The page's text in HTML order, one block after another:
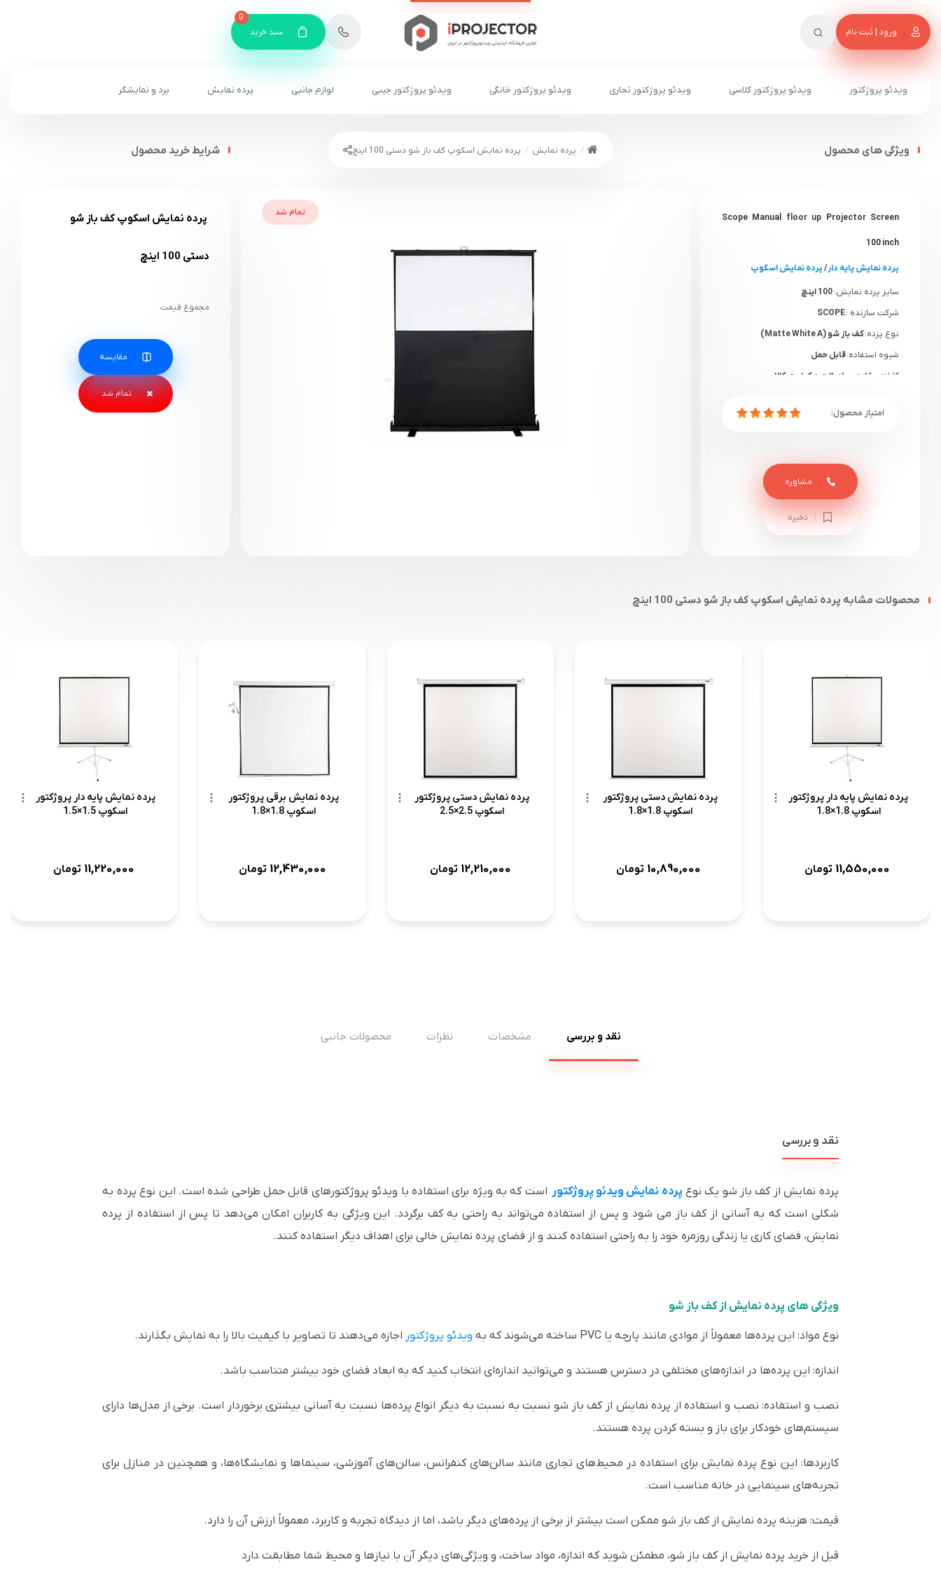
ورود | ثبت نام
8
سبد خرید
0
ویدئو پروژکتور ویدئو پروژکتور کلاسی ویدئو پروژکتور تجاری ویدئو پروژکتور خانگی ویدئو پروژکتور جیبی لوازم جانبی پرده نمایش برد و نمایشگر
پرده نمایش پرده نمایش اسکوپ کف باز شو دستی 100 اینچ
تمام شد
شرایط خرید محصول
پرده نمایش اسکوپ کف باز شو
دستی 100 اینچ
مجموع قیمت
مقایسه
ویژگی های محصول
Scope Manual floor up Projector Screen
100 inch
پرده نمایش پایه دار/پرده نمایش اسکوپ
سایز پرده نمایش:
شرکت سازنده :
نوع پرده:کف باز شو (Matte White A)
شیوه استفاده:قابل حمل
گارانتی: تضمین اصالت و کیفیت کالا
ذخیره
مشاوره
محصولات مشابه پرده نمایش اسکوپ کف باز شو دستی 100 اینچ
پرده نمایش پایه دار پروژکتور
اسکوپ 1.8×1.8
11,550,000 تومان
پرده نمایش دستی پروژکتور
اسکوپ 1.8×1.8
10,890,000 تومان
پرده نمایش دستی پروژکتور
اسکوپ 2.5×2.5
12,210,000 تومان
پرده نمایش برقی پروژکتور
اسکوپ 1.8×1.8
12,430,000 تومان
پرده نمایش پایه دار پروژکتور
اسکوپ 1.5×1.5
11,220,000 تومان
نقد و بررسی مشخصات نظرات محصولات جانبی
نقد و بررسی
پرده نمایش از کف باز شو یک نوع پرده نمایش ویدئو پروژکتور است که به ویژه برای استفاده با ویدئو پروژکتورهای قابل حمل طراحی شده است. این نوع پرده به
شکلی است که به آسانی از کف باز می شود و پس از استفاده می‌تواند به راحتی به کف برگردد. این ویژگی به کاربران امکان می‌دهد تا پس از استفاده از پرده
نمایش، فضای کاری یا زندگی روزمره خود را به راحتی استفاده کنند و از فضای پرده نمایش خالی برای اهداف دیگر استفاده کنند.
ویژگی های پرده نمایش از کف باز شو
نوع مواد: این پرده‌ها معمولاً از موادی مانند پارچه یا PVC ساخته می‌شوند که به ویدئو پروژکتور اجازه می‌دهند تا تصاویر با کیفیت بالا را به نمایش بگذارند.
اندازه: این پرده‌ها در اندازه‌های مختلفی در دسترس هستند و می‌توانید اندازه‌ای انتخاب کنید که به ابعاد فضای خود بیشتر متناسب باشد.
نصب و استفاده: نصب و استفاده از پرده نمایش از کف باز شو نسبت به نسبت به دیگر انواع پرده‌ها نسبت به آسانی بیشتری برخوردار است. برخی از مدل‌ها دارای
سیستم‌های خودکار برای باز و بسته کردن پرده هستند.
کاربردها: این نوع پرده نمایش برای استفاده در محیط‌های تجاری مانند سالن‌های کنفرانس، سالن‌های آموزشی، سینماها و نمایشگاه‌ها، و همچنین در منازل برای
تجربه‌های سینمایی در خانه مناسب است.
قیمت: هزینه پرده نمایش از کف باز شو ممکن است بیشتر از برخی از پرده‌های دیگر باشد، اما از دیدگاه تجربه و کاربرد، معمولاً ارزش آن را دارد.
قبل از خرید پرده نمایش از کف باز شو، مطمئن شوید که اندازه، مواد ساخت، و ویژگی‌های دیگر آن با نیازها و محیط شما مطابقت دارد